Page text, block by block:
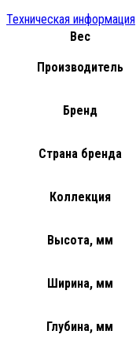
Техническая информация
Вес
Производитель
Бренд
Страна бренда
Коллекция
Высота, мм
Ширина, мм
Глубина, мм